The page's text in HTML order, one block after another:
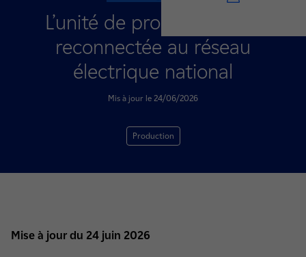
L’unité de production n°2
reconnectée au réseau
électrique national
Mis à jour le 24/06/2026
Production
Mise à jour du 24 juin 2026